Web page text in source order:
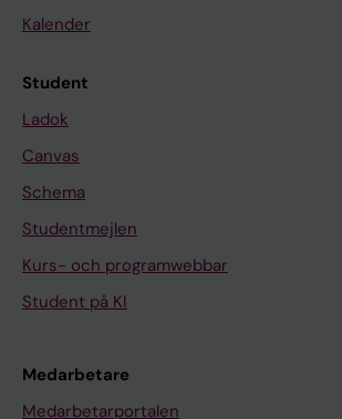
Kalender
Student
Ladok
Canvas
Schema
Studentmejlen
Kurs- och programwebbar
Student på KI
Medarbetare
Medarbetarportalen